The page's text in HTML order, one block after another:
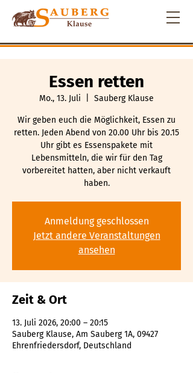
Essen retten
Mo., 13. Juli Sauberg Klause
Wir geben euch die Möglichkeit, Essen zu
retten. Jeden Abend von 20.00 Uhr bis 20.15
Uhr gibt es Essenspakete mit
Lebensmitteln, die wir für den Tag
vorbereitet hatten, aber nicht verkauft
haben.
Anmeldung geschlossen
Jetzt andere Veranstaltungen
ansehen
Zeit & Ort
13. Juli 2026, 20:00 – 20:15
Sauberg Klause, Am Sauberg 1A, 09427
Ehrenfriedersdorf, Deutschland